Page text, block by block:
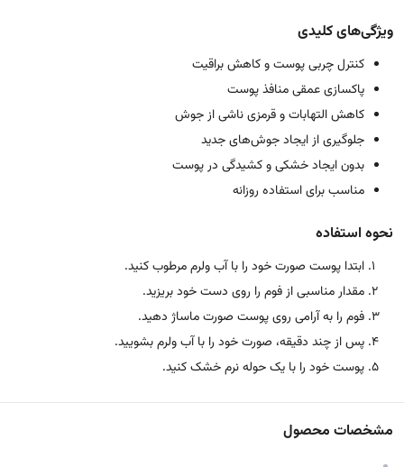
ویژگی‌های کلیدی
کنترل چربی پوست و کاهش براقیت
پاکسازی عمقی منافذ پوست
کاهش التهابات و قرمزی ناشی از جوش
جلوگیری از ایجاد جوش‌های جدید
بدون ایجاد خشکی و کشیدگی در پوست
مناسب برای استفاده روزانه
نحوه استفاده
ابتدا پوست صورت خود را با آب ولرم مرطوب کنید.
مقدار مناسبی از فوم را روی دست خود بریزید.
فوم را به آرامی روی پوست صورت ماساژ دهید.
پس از چند دقیقه، صورت خود را با آب ولرم بشویید.
پوست خود را با یک حوله نرم خشک کنید.
مشخصات محصول